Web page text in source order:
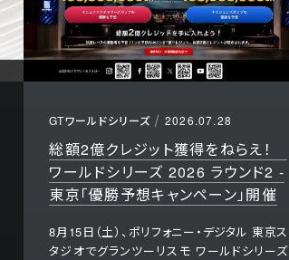
GTワールドシリーズ 2026.07.28
総額2億クレジット獲得をねらえ！
ワールドシリーズ 2026 ラウンド2 -
東京「優勝予想キャンペーン」開催
8月15日（土）、ポリフォニー・デジタル 東京ス
タジオでグランツーリスモ ワールドシリーズ